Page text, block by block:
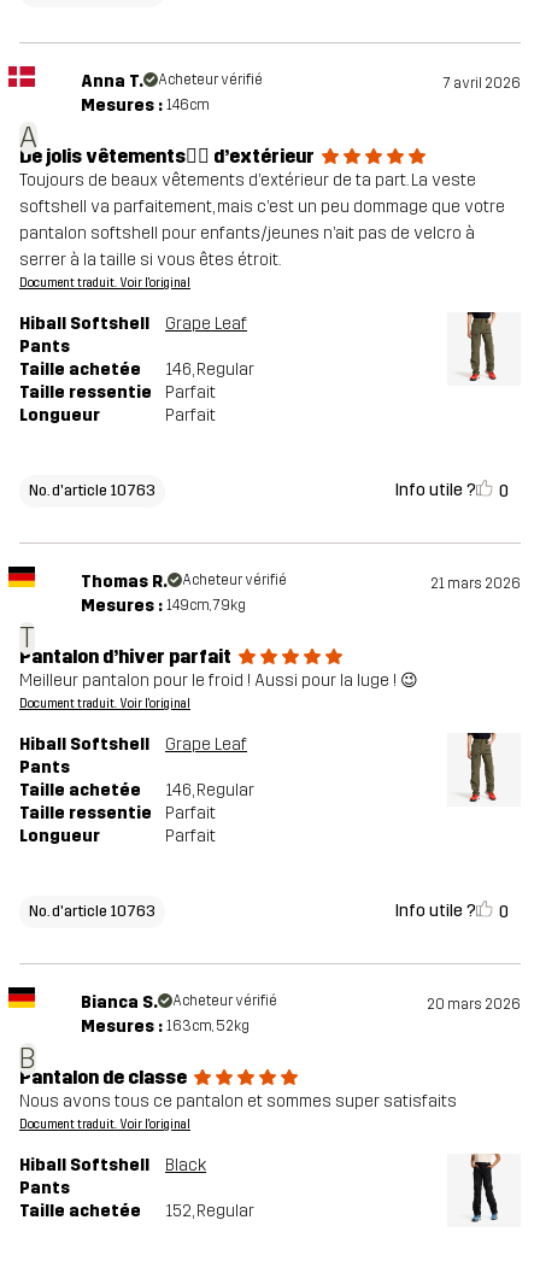
A
Anna T. Acheteur vérifié 7 avril 2026
Mesures : 146cm
De jolis vêtements👌🏼 d’extérieur
Toujours de beaux vêtements d’extérieur de ta part. La veste
softshell va parfaitement, mais c’est un peu dommage que votre
pantalon softshell pour enfants/jeunes n’ait pas de velcro à
serrer à la taille si vous êtes étroit.
Document traduit. Voir l'original
Hiball Softshell
Pants
Grape Leaf
Taille achetée 146, Regular
Taille ressentie
Parfait
Longueur
Parfait
No. d'article 10763 Info utile ? 0
T
Thomas R. Acheteur vérifié 21 mars 2026
Mesures : 149cm, 79kg
Pantalon d’hiver parfait
Meilleur pantalon pour le froid ! Aussi pour la luge ! 😉
Document traduit. Voir l'original
Hiball Softshell
Pants
Grape Leaf
Taille achetée 146, Regular
Taille ressentie
Parfait
Longueur
Parfait
No. d'article 10763 Info utile ? 0
B
Bianca S. Acheteur vérifié 20 mars 2026
Mesures : 163cm, 52kg
Pantalon de classe
Nous avons tous ce pantalon et sommes super satisfaits
Document traduit. Voir l'original
Hiball Softshell
Pants
Black
Taille achetée 152, Regular